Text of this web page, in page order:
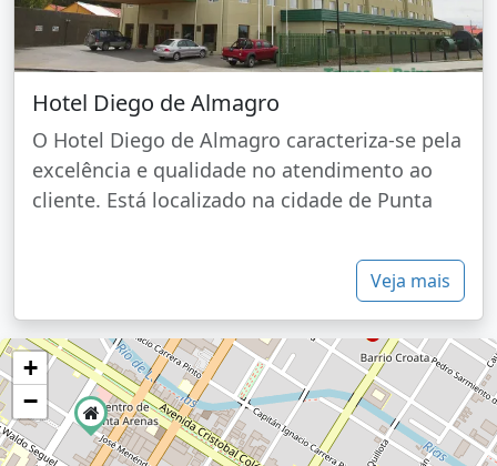
Hotel Diego de Almagro
O Hotel Diego de Almagro caracteriza-se pela
excelência e qualidade no atendimento ao
cliente. Está localizado na cidade de Punta
Veja mais
+
−